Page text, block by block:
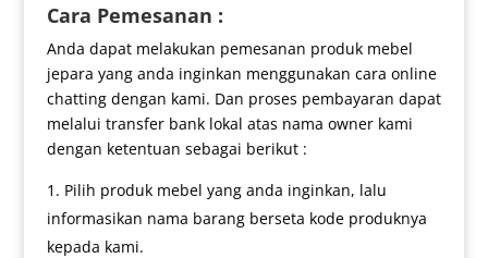
Cara Pemesanan :
Anda dapat melakukan pemesanan produk mebel
jepara yang anda inginkan menggunakan cara online
chatting dengan kami. Dan proses pembayaran dapat
melalui transfer bank lokal atas nama owner kami
dengan ketentuan sebagai berikut :
Pilih produk mebel yang anda inginkan, lalu
informasikan nama barang berseta kode produknya
kepada kami.